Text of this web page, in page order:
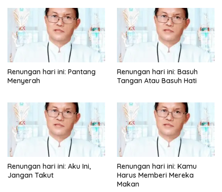
Renungan hari ini: Pantang
Menyerah
Renungan hari ini: Basuh
Tangan Atau Basuh Hati
Renungan hari ini: Aku Ini,
Jangan Takut
Renungan hari ini: Kamu
Harus Memberi Mereka
Makan